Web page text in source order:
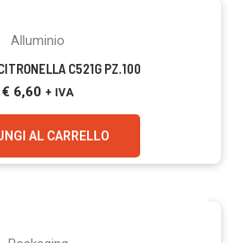
Alluminio
C521G PZ.100
€ 6,60 + IVA
AL CARRELLO